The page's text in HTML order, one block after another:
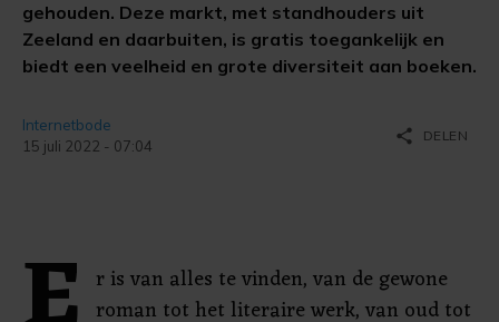
gehouden. Deze markt, met standhouders uit
Zeeland en daarbuiten, is gratis toegankelijk en
biedt een veelheid en grote diversiteit aan boeken.
Internetbode
15 juli 2022 - 07:04
share DELEN
r is van alles te vinden, van de gewone
roman tot het literaire werk, van oud tot